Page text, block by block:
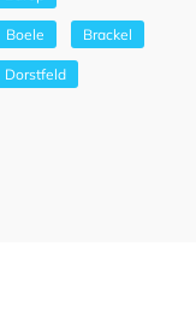
Boele Brackel
Dorstfeld